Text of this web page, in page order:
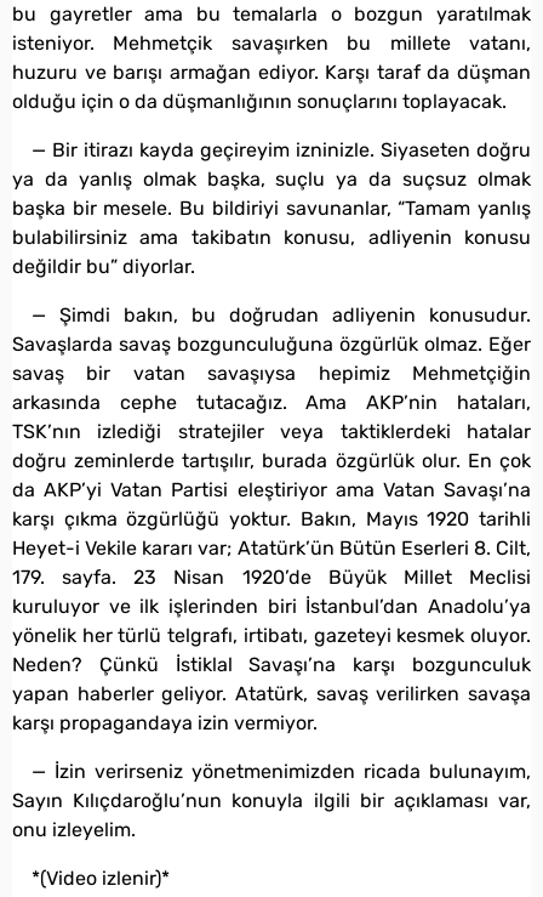
bu gayretler ama bu temalarla o bozgun yaratılmak
isteniyor. Mehmetçik savaşırken bu millete vatanı,
huzuru ve barışı armağan ediyor. Karşı taraf da düşman
olduğu için o da düşmanlığının sonuçlarını toplayacak.
— Bir itirazı kayda geçireyim izninizle. Siyaseten doğru
ya da yanlış olmak başka, suçlu ya da suçsuz olmak
başka bir mesele. Bu bildiriyi savunanlar, “Tamam yanlış
bulabilirsiniz ama takibatın konusu, adliyenin konusu
değildir bu” diyorlar.
— Şimdi bakın, bu doğrudan adliyenin konusudur.
Savaşlarda savaş bozgunculuğuna özgürlük olmaz. Eğer
savaş bir vatan savaşıysa hepimiz Mehmetçiğin
arkasında cephe tutacağız. Ama AKP’nin hataları,
TSK’nın izlediği stratejiler veya taktiklerdeki hatalar
doğru zeminlerde tartışılır, burada özgürlük olur. En çok
da AKP’yi Vatan Partisi eleştiriyor ama Vatan Savaşı’na
karşı çıkma özgürlüğü yoktur. Bakın, Mayıs 1920 tarihli
Heyet-i Vekile kararı var; Atatürk’ün Bütün Eserleri 8. Cilt,
179. sayfa. 23 Nisan 1920’de Büyük Millet Meclisi
kuruluyor ve ilk işlerinden biri İstanbul’dan Anadolu’ya
yönelik her türlü telgrafı, irtibatı, gazeteyi kesmek oluyor.
Neden? Çünkü İstiklal Savaşı’na karşı bozgunculuk
yapan haberler geliyor. Atatürk, savaş verilirken savaşa
karşı propagandaya izin vermiyor.
— İzin verirseniz yönetmenimizden ricada bulunayım,
Sayın Kılıçdaroğlu’nun konuyla ilgili bir açıklaması var,
onu izleyelim.
*(Video izlenir)*